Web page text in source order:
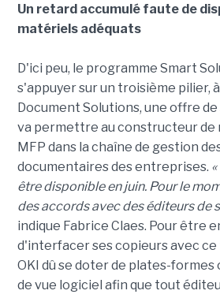
Un retard accumulé faute de
matériels adéquats
D'ici peu, le programme Smart
s'appuyer sur un troisième pilier,
Document Solutions, une offre de
va permettre au constructeur de
MFP dans la chaîne de gestion
documentaires des entreprises.
être disponible en juin. Pour le
des accords avec des éditeurs de
indique Fabrice Claes. Pour être
d'interfacer ses copieurs avec
OKI dû se doter de plates-
de vue logiciel afin que tout